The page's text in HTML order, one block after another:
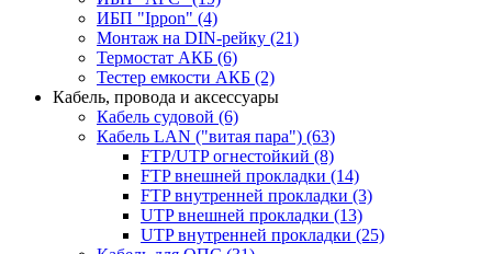
ИБП "Ippon" (4)
Монтаж на DIN-рейку (21)
Термостат АКБ (6)
Тестер емкости АКБ (2)
Кабель, провода и аксессуары
Кабель судовой (6)
Кабель LAN ("витая пара") (63)
FTP/UTP огнестойкий (8)
FTP внешней прокладки (14)
FTP внутренней прокладки (3)
UTP внешней прокладки (13)
UTP внутренней прокладки (25)